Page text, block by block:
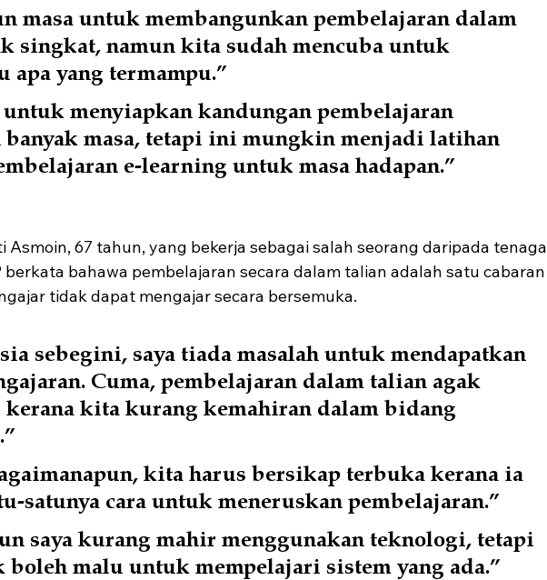
masa untuk membangunkan pembelajaran dalam
singkat, namun kita sudah mencuba untuk
apa yang termampu.”
untuk menyiapkan kandungan pembelajaran
banyak masa, tetapi ini mungkin menjadi latihan
e-learning untuk masa hadapan.”
Asmoin, 67 tahun, yang bekerja sebagai salah seorang daripada
berkata bahawa pembelajaran secara dalam talian adalah satu
tidak dapat mengajar secara bersemuka.
sebegini, saya tiada masalah untuk mendapatkan
Cuma, pembelajaran dalam talian agak
kerana kita kurang kemahiran dalam bidang
kita harus bersikap terbuka kerana ia
satunya cara untuk meneruskan pembelajaran.”
saya kurang mahir menggunakan teknologi, tetapi
boleh malu untuk mempelajari sistem yang ada.”